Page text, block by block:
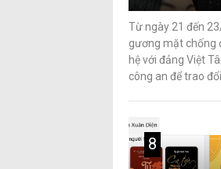
Từ ngày 21 đến
gương mặt chống
hệ với đảng Việt
công an để trao đổi.
8